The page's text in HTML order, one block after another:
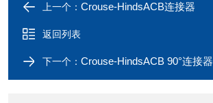
上一个： Crouse-HindsACB连接器
返回列表
下一个： Crouse-HindsACB 90°连接器